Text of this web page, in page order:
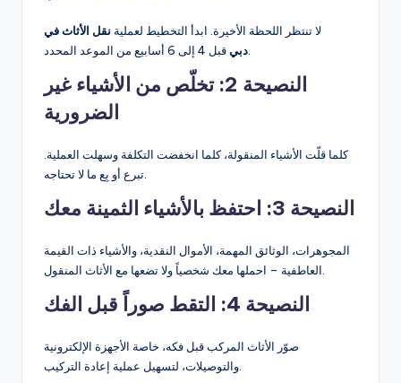
لا تنتظر اللحظة الأخيرة. ابدأ التخطيط لعملية نقل الأثاث في
دبي
النصيحة 2: تخلّص من الأشياء غير
الضرورية
كلما قلّت الأشياء المنقولة، كلما انخفضت التكلفة وسهلت العملية.
النصيحة 3: احتفظ بالأشياء الثمينة معك
المجوهرات، الوثائق المهمة، الأموال النقدية، والأشياء ذات القيمة
النصيحة 4: التقط صوراً قبل الفك
صوّر الأثاث المركب قبل فكه، خاصة الأجهزة الإلكترونية